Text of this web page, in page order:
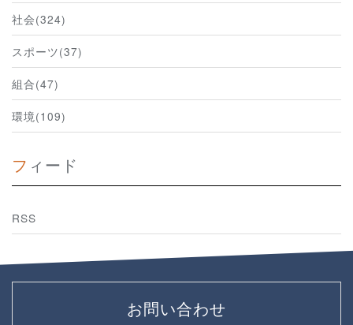
社会(324)
スポーツ(37)
組合(47)
環境(109)
フィード
RSS
お問い合わせ